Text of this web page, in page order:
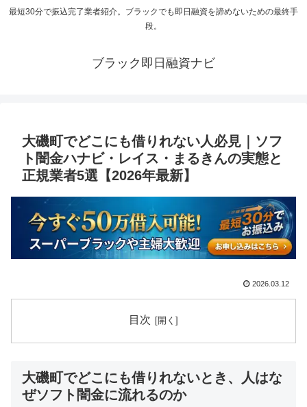
最短30分で振込完了業者紹介。ブラックでも即日融資を諦めないための最終手
段。
ブラック即日融資ナビ
大磯町でどこにも借りれない人必見｜ソフ
ト闇金ハナビ・レイス・まるきんの実態と
正規業者5選【2026年最新】
2026.03.12
目次
大磯町でどこにも借りれないとき、人はな
ぜソフト闇金に流れるのか